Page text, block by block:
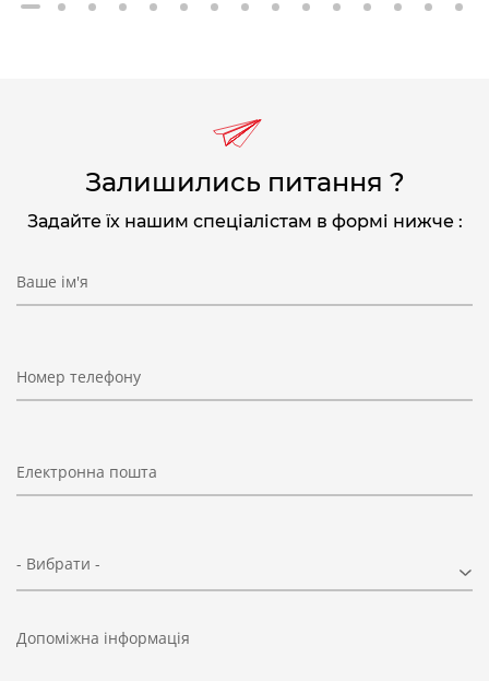
2 3 4 5 6 7 8 9 10 11 12 13 14 15
Залишились питання ?
Задайте їх нашим спеціалістам в формі нижче :
Ваше ім'я
Номер телефону
Електронна пошта
- Вибрати -
Допоміжна інформація